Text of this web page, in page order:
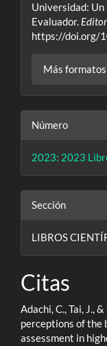
Universidad: Un
Evaluador.
https://doi.org/
Más
Número
2023: 2023
Sección
LIBROS
Citas
Adachi, C., Tai, J.,
perceptions of the
assessment in